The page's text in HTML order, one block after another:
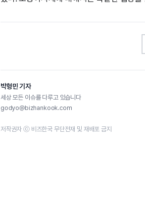
박형민 기자
세상 모든 이슈를 다루고 있습니다
godyo@bizhankook.com
저작권자 ⓒ 비즈한국 무단전재 및 재배포 금지